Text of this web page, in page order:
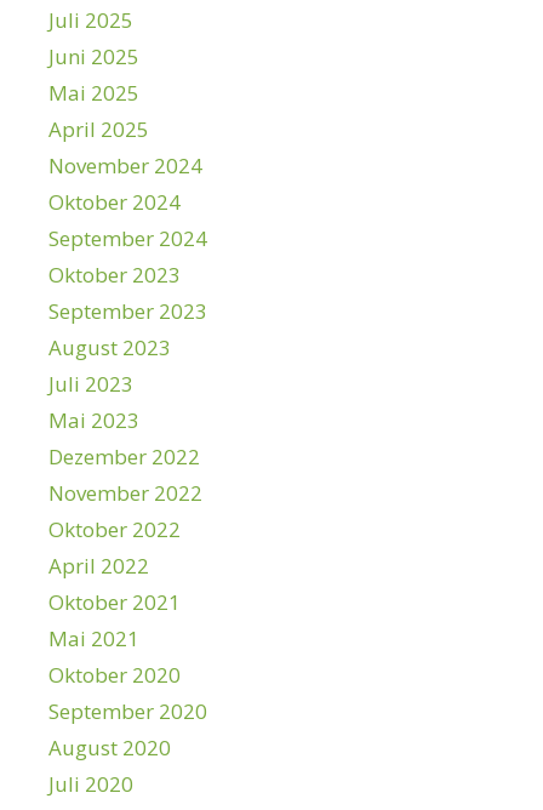
Juli 2025
Juni 2025
Mai 2025
April 2025
November 2024
Oktober 2024
September 2024
Oktober 2023
September 2023
August 2023
Juli 2023
Mai 2023
Dezember 2022
November 2022
Oktober 2022
April 2022
Oktober 2021
Mai 2021
Oktober 2020
September 2020
August 2020
Juli 2020